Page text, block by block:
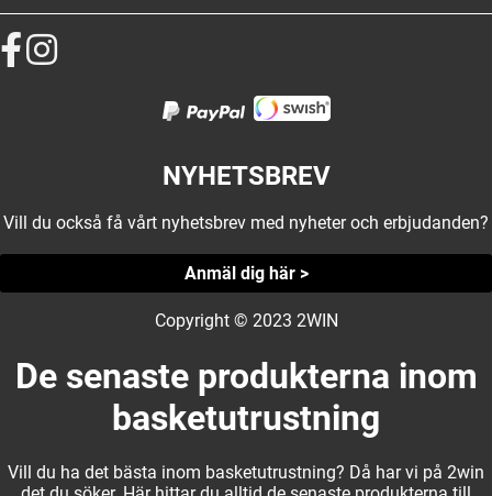
NYHETSBREV
Vill du också få vårt nyhetsbrev med nyheter och erbjudanden?
Anmäl dig här >
Copyright © 2023 2WIN
De senaste produkterna inom
basketutrustning
Vill du ha det bästa inom basketutrustning? Då har vi på 2win